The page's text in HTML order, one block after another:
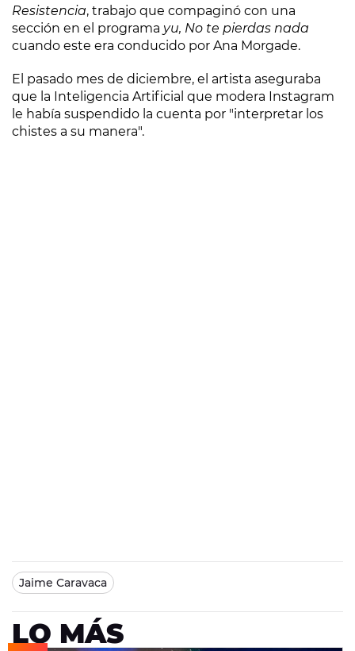
Resistencia, trabajo que compaginó con una
sección en el programa yu, No te pierdas nada
cuando este era conducido por Ana Morgade.
El pasado mes de diciembre, el artista aseguraba
que la Inteligencia Artificial que modera Instagram
le había suspendido la cuenta por "interpretar los
chistes a su manera".
Jaime Caravaca
LO MÁS